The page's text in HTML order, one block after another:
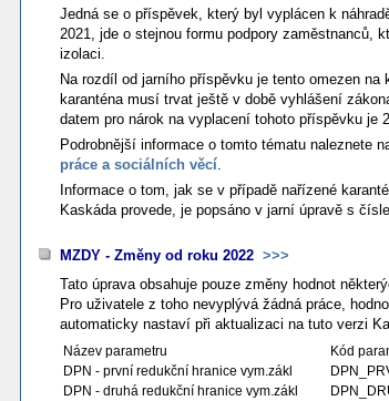
Jedná se o příspěvek, který byl vyplácen k
2021, jde o stejnou formu podpory zaměstnanců,
izolaci.
Na rozdíl od jarního příspěvku je tento omezen
karanténa musí trvat ještě v době vyhlášení
datem pro nárok na vyplacení tohoto příspěvku je
Podrobnější informace o tomto tématu naleznete
práce a sociálních věcí.
Informace o tom, jak se v případě nařízené
Kaskáda provede, je popsáno v jarní úpravě s
MZDY - Změny od roku 2022 >>>
Tato úprava obsahuje pouze změny hodnot
Pro uživatele z toho nevyplývá žádná práce,
automaticky nastaví při aktualizaci na tuto verzi
Název parametru Kód
DPN - první redukční hranice vym.zákl
DPN - druhá redukční hranice vym.zákl